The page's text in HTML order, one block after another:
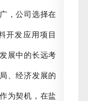
，公司选择在
开发应用项目
展中的长远考
、经济发展的
为契机，在盐